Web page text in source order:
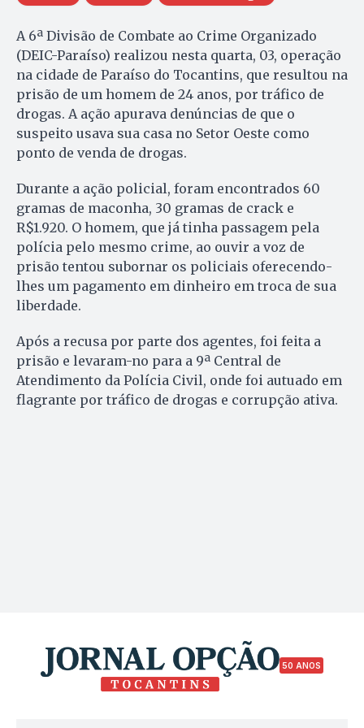
A 6ª Divisão de Combate ao Crime Organizado
(DEIC-Paraíso) realizou nesta quarta, 03, operação
na cidade de Paraíso do Tocantins, que resultou na
prisão de um homem de 24 anos, por tráfico de
drogas. A ação apurava denúncias de que o
suspeito usava sua casa no Setor Oeste como
ponto de venda de drogas.
Durante a ação policial, foram encontrados 60
gramas de maconha, 30 gramas de crack e
R$1.920. O homem, que já tinha passagem pela
polícia pelo mesmo crime, ao ouvir a voz de
prisão tentou subornar os policiais oferecendo-
lhes um pagamento em dinheiro em troca de sua
liberdade.
Após a recusa por parte dos agentes, foi feita a
prisão e levaram-no para a 9ª Central de
Atendimento da Polícia Civil, onde foi autuado em
flagrante por tráfico de drogas e corrupção ativa.
50 ANOS